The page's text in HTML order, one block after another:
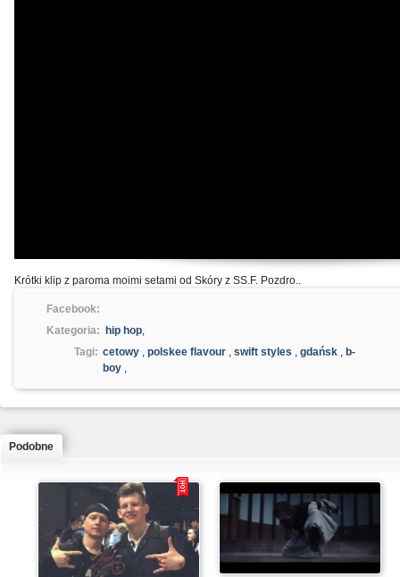
Krótki klip z paroma moimi setami od Skóry z SS.F. Pozdro..
Facebook:
Kategoria:
hip hop,
Tagi: cetowy , polskee flavour , swift styles , gdańsk , b-
boy ,
Podobne